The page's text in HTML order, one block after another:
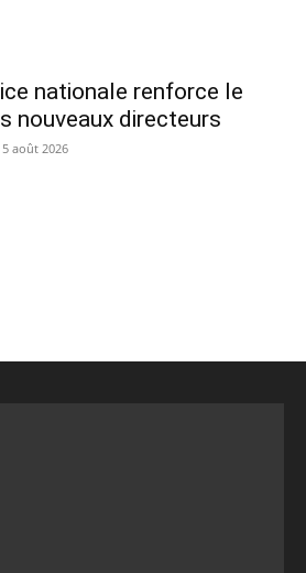
nationale renforce le
nouveaux directeurs
5 août 2026